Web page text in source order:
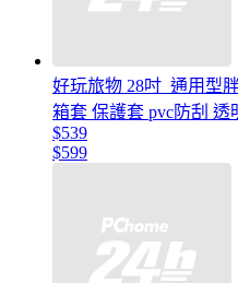
好玩旅物 28吋_通用型
箱套 保護套 pvc防刮
$539
$599